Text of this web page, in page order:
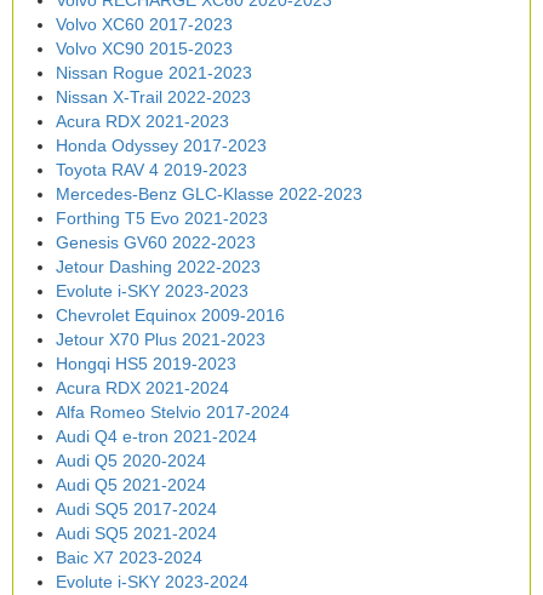
Volvo XC60 2017-2023
Volvo XC90 2015-2023
Nissan Rogue 2021-2023
Nissan X-Trail 2022-2023
Acura RDX 2021-2023
Honda Odyssey 2017-2023
Toyota RAV 4 2019-2023
Mercedes-Benz GLC-Klasse 2022-2023
Forthing T5 Evo 2021-2023
Genesis GV60 2022-2023
Jetour Dashing 2022-2023
Evolute i-SKY 2023-2023
Chevrolet Equinox 2009-2016
Jetour X70 Plus 2021-2023
Hongqi HS5 2019-2023
Acura RDX 2021-2024
Alfa Romeo Stelvio 2017-2024
Audi Q4 e-tron 2021-2024
Audi Q5 2020-2024
Audi Q5 2021-2024
Audi SQ5 2017-2024
Audi SQ5 2021-2024
Baic X7 2023-2024
Evolute i-SKY 2023-2024